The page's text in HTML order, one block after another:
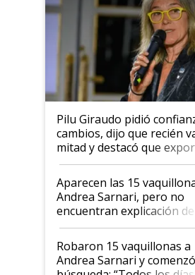
Pilu Giraudo pidió
cambios, dijo que recién
mitad y destacó que
ser "para unos pocos":
mandato muy claro del
nacional"
Aparecen las 15
Andrea Sarnari, pero no
encuentran explicación de
cómo llegaron allí
Robaron 15 vaquillonas a
Andrea Sarnari y